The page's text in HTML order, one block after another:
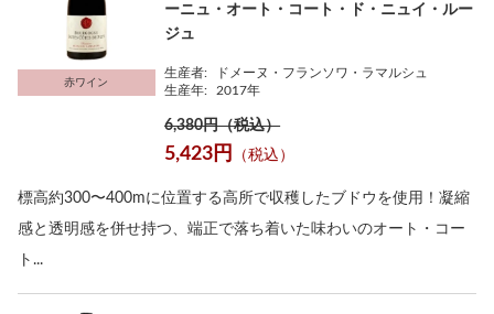
赤ワイン
ーニュ・オート・コート・ド・ニュイ・ルー
ジュ
生産者:
ドメーヌ・フランソワ・ラマルシュ
生産年:
2017年
6,380円（税込）
5,423円 （税込）
標高約300〜400mに位置する高所で収穫したブドウを使用！凝縮
感と透明感を併せ持つ、端正で落ち着いた味わいのオート・コー
ト...